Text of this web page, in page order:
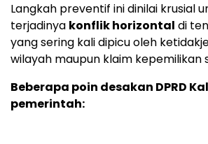
Langkah preventif ini dinilai krusial
terjadinya konflik horizontal di
yang sering kali dipicu oleh
wilayah maupun klaim kepemilikan
Beberapa poin desakan DPRD
pemerintah: